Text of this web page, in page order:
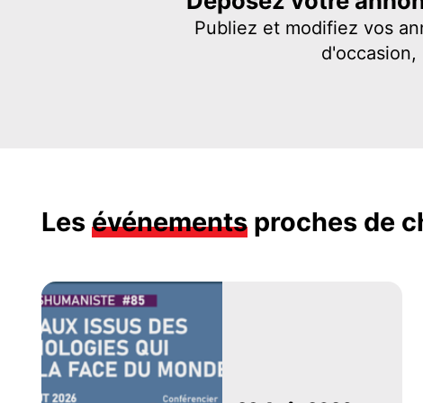
Publiez et modifiez vos
d'occasion,
Les événements proches de